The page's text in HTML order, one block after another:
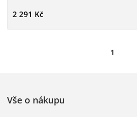
2 291 Kč
1
Vše o nákupu